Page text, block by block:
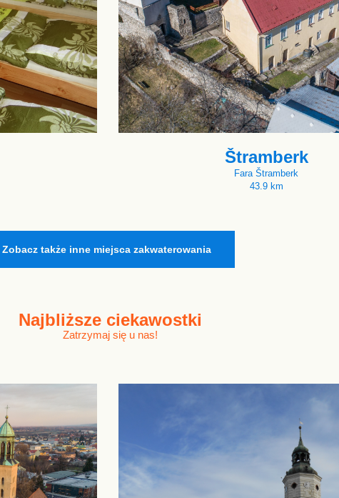
Štramberk
Fara Štramberk
43.9 km
Zobacz także inne miejsca zakwaterowania
Najbliższe ciekawostki
Zatrzymaj się u nas!